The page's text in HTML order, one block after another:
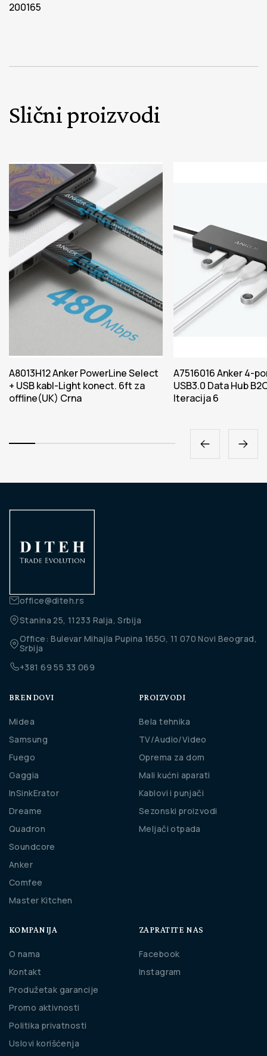
200165
Slični proizvodi
A8013H12 Anker PowerLine Select
+ USB kabl-Light konect. 6ft za
offline(UK) Crna
A7516016 Anker 4-
USB3.0 Data Hub
Iteracija 6
office@diteh.rs
Stanina 25, 11233 Ralja, Srbija
Office: Bulevar Mihajla Pupina 165G, 11 070 Novi Beograd,
Srbija
+381 69 55 33 069
BRENDOVI
Midea
Samsung
Fuego
Gaggia
InSinkErator
Dreame
Quadron
Soundcore
Anker
Comfee
Master Kitchen
PROIZVODI
Bela tehnika
TV/Audio/Video
Oprema za dom
Mali kućni aparati
Kablovi i punjači
Sezonski proizvodi
Meljači otpada
KOMPANIJA
O nama
Kontakt
Produžetak garancije
Promo aktivnosti
Politika privatnosti
Uslovi korišćenja
ZAPRATITE NAS
Facebook
Instagram